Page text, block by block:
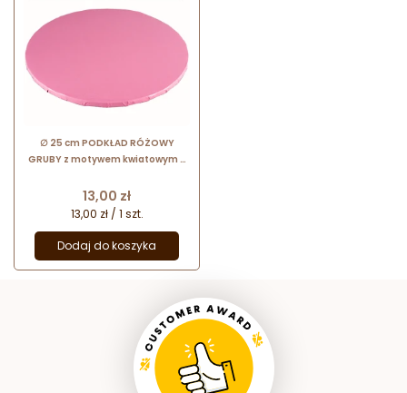
∅ 25 cm PODKŁAD RÓŻOWY
GRUBY z motywem kwiatowym -
Cena
13,00 zł
13,00 zł / 1 szt.
Dodaj do koszyka